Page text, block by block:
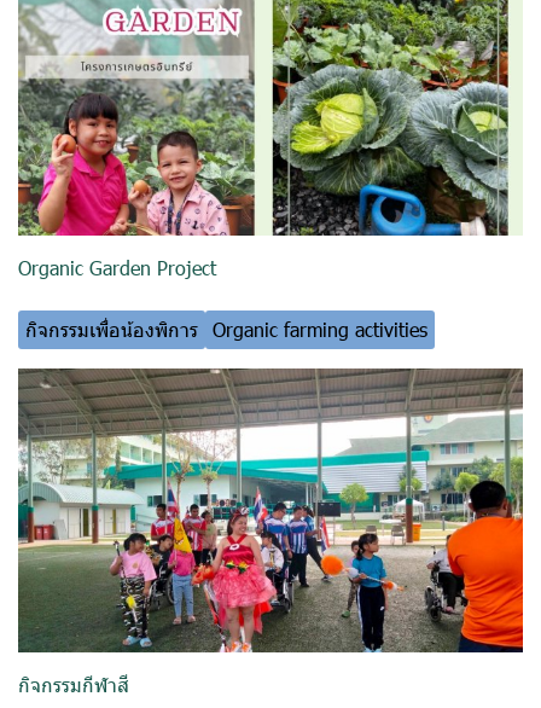
Organic Garden Project
กิจกรรมเพื่อน้องพิการ Organic farming activities
กิจกรรมกีฬาสี